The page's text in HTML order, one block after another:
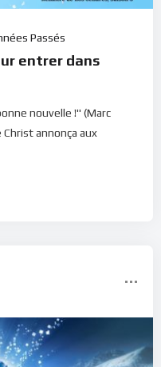
Passés
entrer dans
nouvelle !" (Marc
annonça aux